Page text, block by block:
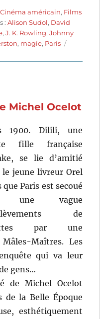
Cinéma américain, Films
:Alison Sudol, David
,J. K. Rowling,Johnny
, magie, Paris
Michel Ocelot
1900. Dilili, une
fille française
se lie d’amitié
le jeune livreur Orel
que Paris est secoué
une vague
de
par une
Maîtres. Les
qui va leur
gens…
de Michel Ocelot
de la Belle Époque
esthétiquement